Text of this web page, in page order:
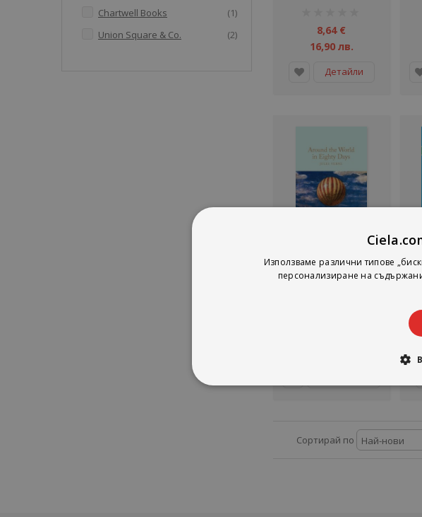
8,64 €
16,90 лв.
Детайли
Eighty Days
Не е
Сортирай по
Chartwell Books
1артикул
Union Square & Co.
2артикули
Използваме различни типове
персонализиране на